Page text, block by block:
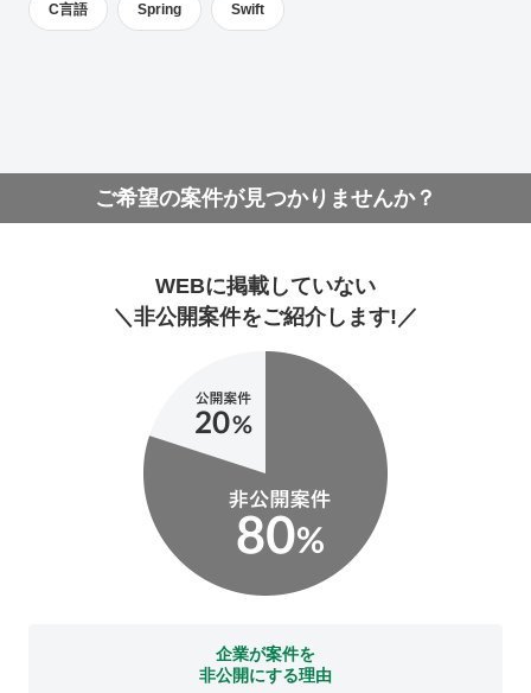
C言語 Spring Swift
ご希望の案件が見つかりませんか？
WEBに掲載していない
＼非公開案件をご紹介します!／
企業が案件を
非公開にする理由